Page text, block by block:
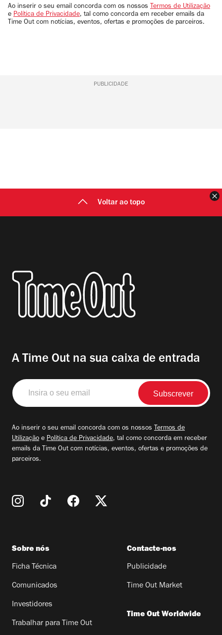
email
Ao inserir o seu email concorda com os nossos Termos de Utilização
e Política de Privacidade, tal como concorda em receber emails da
Time Out com notícias, eventos, ofertas e promoções de parceiros.
PUBLICIDADE
Voltar ao topo
A Time Out na sua caixa de entrada
Insira
o
seu
Ao inserir o seu email concorda com os nossos Termos de
Utilização e Política de Privacidade, tal como concorda em receber
emails da Time Out com notícias, eventos, ofertas e promoções de
parceiros.
Sobre nós
Ficha Técnica
Comunicados
Investidores
Trabalhar para Time Out
Contacte-nos
Publicidade
Time Out Market
Time Out Worldwide